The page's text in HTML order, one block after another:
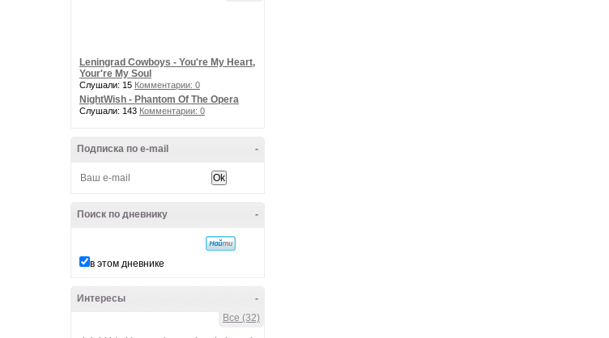
Leningrad Cowboys - You're My Heart,
Your're My Soul
Слушали: 15 Комментарии: 0
NightWish - Phantom Of The Opera
Слушали: 143 Комментарии: 0
-
Подписка по e-mail
-
Поиск по дневнику
в этом дневнике
-
Интересы
Все (32)